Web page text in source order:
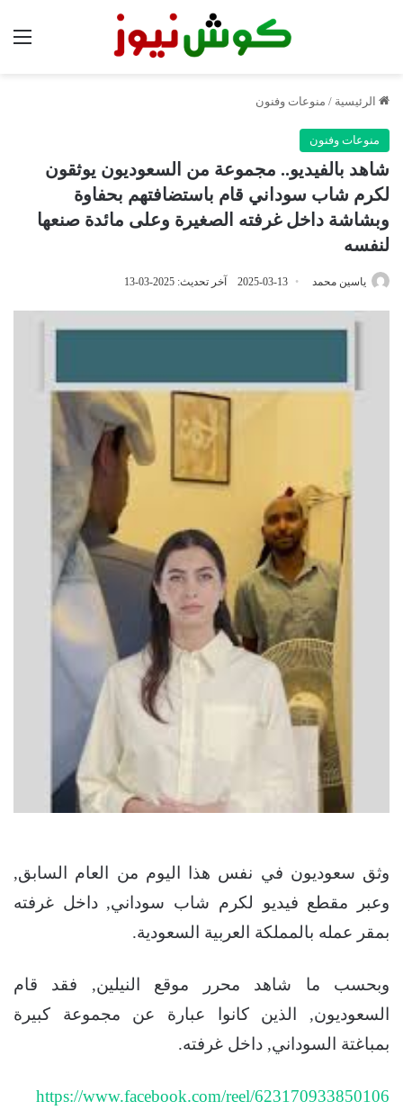
الرئيسية / منوعات وفنون
منوعات وفنون
شاهد بالفيديو.. مجموعة من السعوديون يوثقون
لكرم شاب سوداني قام باستضافتهم بحفاوة
وبشاشة داخل غرفته الصغيرة وعلى مائدة صنعها
لنفسه
ياسين محمد 2025-03-13 آخر تحديث: 2025-03-13
وثق سعوديون في نفس هذا اليوم من العام السابق,
وعبر مقطع فيديو لكرم شاب سوداني, داخل غرفته
بمقر عمله بالمملكة العربية السعودية.
وبحسب ما شاهد محرر موقع النيلين, فقد قام
السعوديون, الذين كانوا عبارة عن مجموعة كبيرة
بمباغتة السوداني, داخل غرفته.
https://www.facebook.com/reel/623170933850106